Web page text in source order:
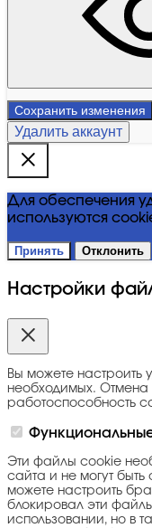
Сохранить изменения
Удалить аккаунт
Для обеспечения
используются
Принять Отклонить
Настройки
Вы можете
необходимых. Отмена
работоспособность
Эти файлы cookie
сайта и не могут
можете настроить
блокировал эти
использовании, но в